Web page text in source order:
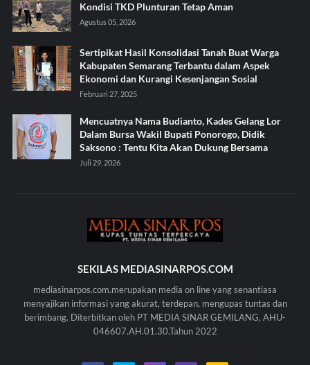
Kondisi TKD Plunturan Tetap Aman
Agustus 05, 2026
Sertipikat Hasil Konsolidasi Tanah Buat Warga
Kabupaten Semarang Terbantu dalam Aspek
Ekonomi dan Kurangi Kesenjangan Sosial
Februari 27, 2025
Mencuatnya Nama Budianto, Kades Gelang Lor
Dalam Bursa Wakil Bupati Ponorogo, Didik
Saksono : Tentu Kita Akan Dukung Bersama
Juli 29, 2026
SEKILAS MEDIASINARPOS.COM
mediasinarpos.com.merupakan media on line yang senantiasa
menyajikan informasi yang akurat, terdepan, mengupas tuntas dan
berimbang. Diterbitkan oleh PT MEDIA SINAR GEMILANG, AHU-
046607.AH.01.30.Tahun 2022